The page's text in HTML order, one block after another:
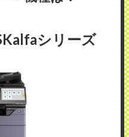
シリーズ